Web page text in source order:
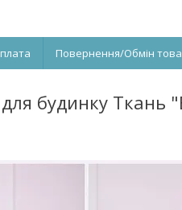
Повернення/Обмін
будинку Ткань